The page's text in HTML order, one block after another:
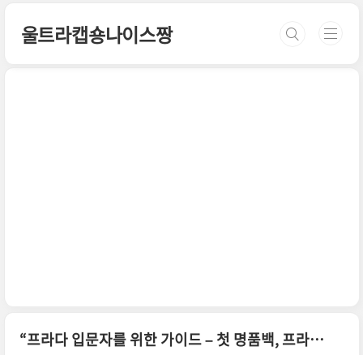
울트라캡숑나이스짱
“프라다 입문자를 위한 가이드 – 첫 명품백, 프라다가 정답인 이유”